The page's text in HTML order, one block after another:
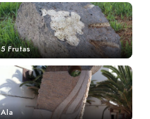
5 Frutas
Ala